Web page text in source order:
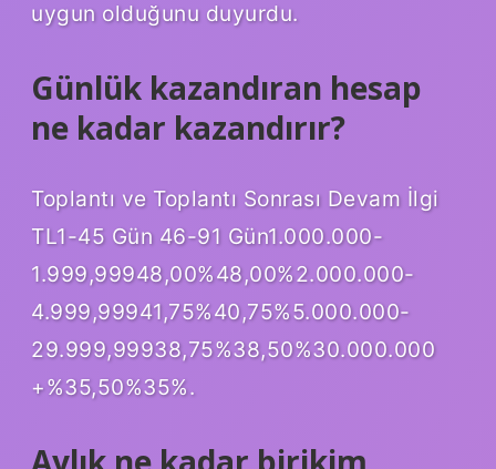
uygun olduğunu duyurdu.
Günlük kazandıran hesap
ne kadar kazandırır?
Toplantı ve Toplantı Sonrası Devam İlgi
TL1-45 Gün 46-91 Gün1.000.000-
1.999,99948,00%48,00%2.000.000-
4.999,99941,75%40,75%5.000.000-
29.999,99938,75%38,50%30.000.000
+%35,50%35%.